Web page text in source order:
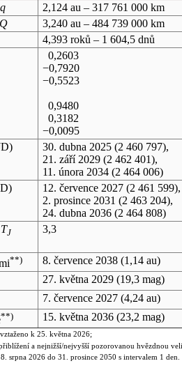
q
2,124 au – 317 761 000 km
Q
3,240 au – 484 739 000 km
4,393 roků – 1 604,5 dnů
0,2603
−0,7920
−0,5523
0,9480
0,3182
−0,0095
) 30. dubna 2025(2 460 797),
21. září 2029(2 462 401),
11. února 2034(2 464 006)
) 12. července 2027(2 461 599),
2. prosince 2031 (2 463 204),
24. dubna 2036(2 464 808)
TJ 3,3
**) 8. července 2038(1,14 au)
27. května 2029(19,3 mag)
7. července 2027(4,24 au)
**) 15. května 2036(23,2 mag)
k 25. května 2026;
a nejnižší/nejvyšší pozorovanou hvězdnou
srpna 2026 do 31. prosince 2050 s intervalem 1 den.